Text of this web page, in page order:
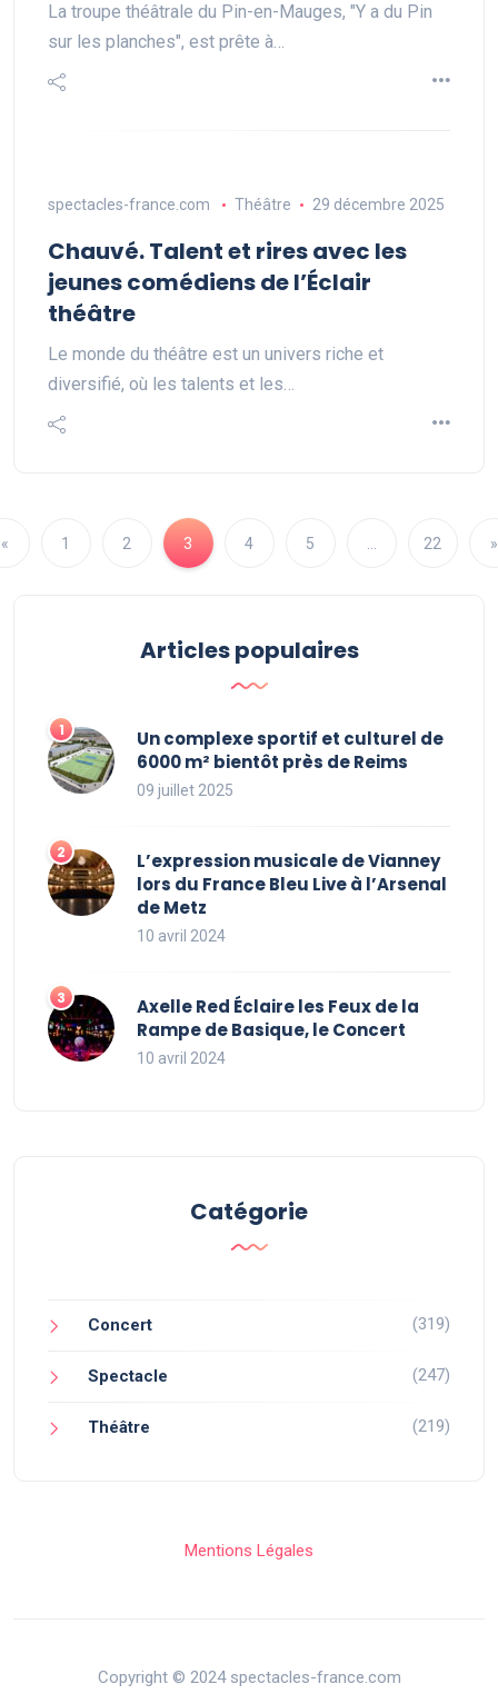
La troupe théâtrale du Pin-en-Mauges, "Y a du Pin
sur les planches", est prête à…
spectacles-france.com Théâtre 29 décembre 2025
Chauvé. Talent et rires avec les
jeunes comédiens de l’Éclair
théâtre
Le monde du théâtre est un univers riche et
diversifié, où les talents et les…
« 1 2 3 4 5 22 »
Articles populaires
Un complexe sportif et culturel de
6000 m² bientôt près de Reims
09 juillet 2025
L’expression musicale de Vianney
lors du France Bleu Live à l’Arsenal
de Metz
10 avril 2024
Axelle Red Éclaire les Feux de la
Rampe de Basique, le Concert
10 avril 2024
Catégorie
Concert (319)
Spectacle (247)
Théâtre (219)
Mentions Légales
Copyright © 2024 spectacles-france.com